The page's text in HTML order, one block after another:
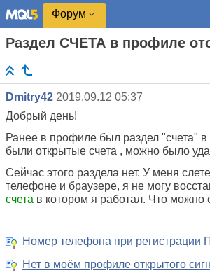
Форум
Раздел СЧЕТА в профиле
Dmitry42 2019.09.12 05:37
Добрый день!
Ранее в профиле был раздел "счета"
были открытые счета , можно было
Сейчас этого раздела нет. У меня
телефоне и браузере, я не могу
счета в котором я работал. Что можно
Номер телефона при регистрации
Нет в моём профиле открытого